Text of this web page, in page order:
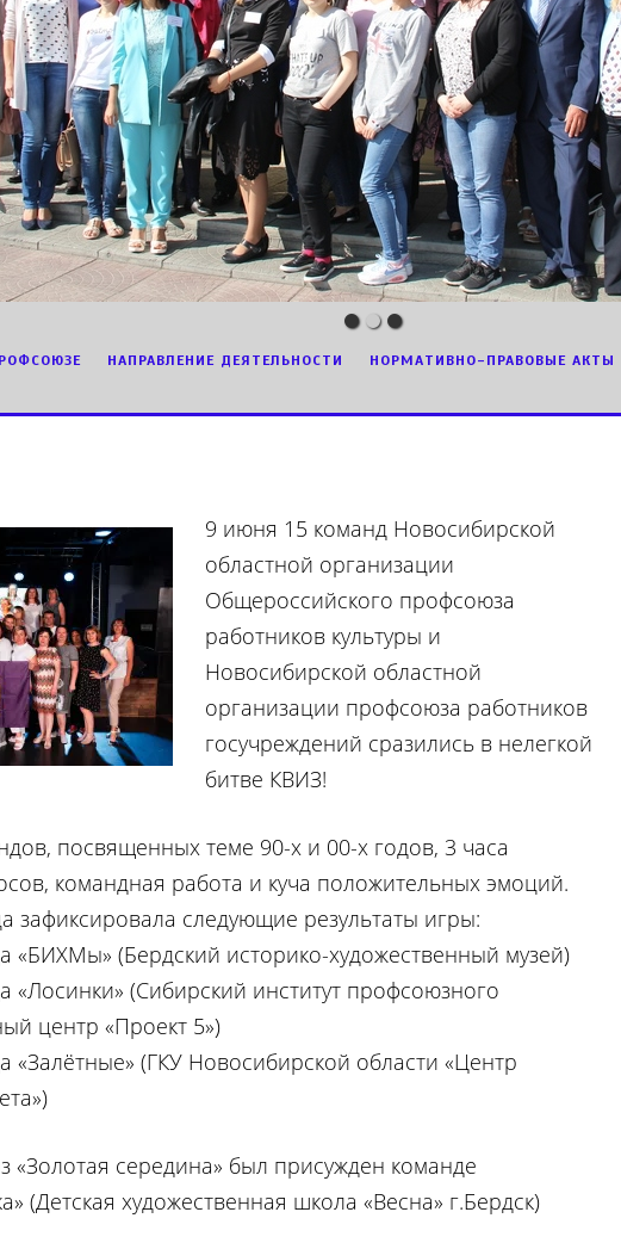
НАПРАВЛЕНИЕ ДЕЯТЕЛЬНОСТИ НОРМАТИВНО-ПРАВОВЫЕ АКТЫ
9 июня 15 команд Новосибирской
областной организации
Общероссийского профсоюза
работников культуры и
Новосибирской областной
организации профсоюза работников
госучреждений сразились в нелегкой
битве КВИЗ!
посвященных теме 90-х и 00-х годов, 3 часа
командная работа и куча положительных эмоций.
зафиксировала следующие результаты игры:
«БИХМы» (Бердский историко-художественный музей)
«Лосинки» (Сибирский институт профсоюзного
центр «Проект 5»)
«Залётные» (ГКУ Новосибирской области «Центр
«Золотая середина» был присужден команде
(Детская художественная школа «Весна» г.Бердск)